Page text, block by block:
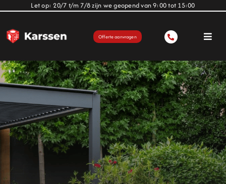
inhoud
Let op: 20/7 t/m 7/8 zijn we geopend van 9:00 tot 15:00
Offerte aanvragen
Deuren
Zonwering
Terrasoverkapping
Over ons